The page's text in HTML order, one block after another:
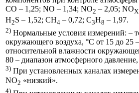
CO – 1,25; NO – 1,34; NO2 – 2,05; NOX
H2S – 1,52; CH4 – 0,72; C3H8 – 1,97.
2) Нормальные условия измерений: –
окружающего воздуха, °C от 15 до 25
относительной влажности
80 – диапазон атмосферного
3) При установленных каналах
NO2 «низкий».
4)